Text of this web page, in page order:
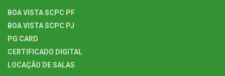
BOA VISTA SCPC PF
BOA VISTA SCPC PJ
PG CARD
CERTIFICADO DIGITAL
LOCAÇÃO DE SALAS